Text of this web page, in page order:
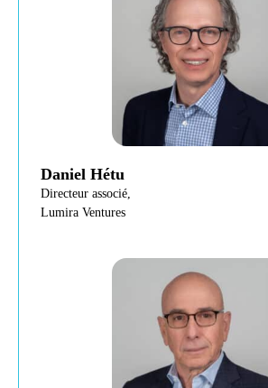
Daniel Hétu
Directeur associé,
Lumira Ventures